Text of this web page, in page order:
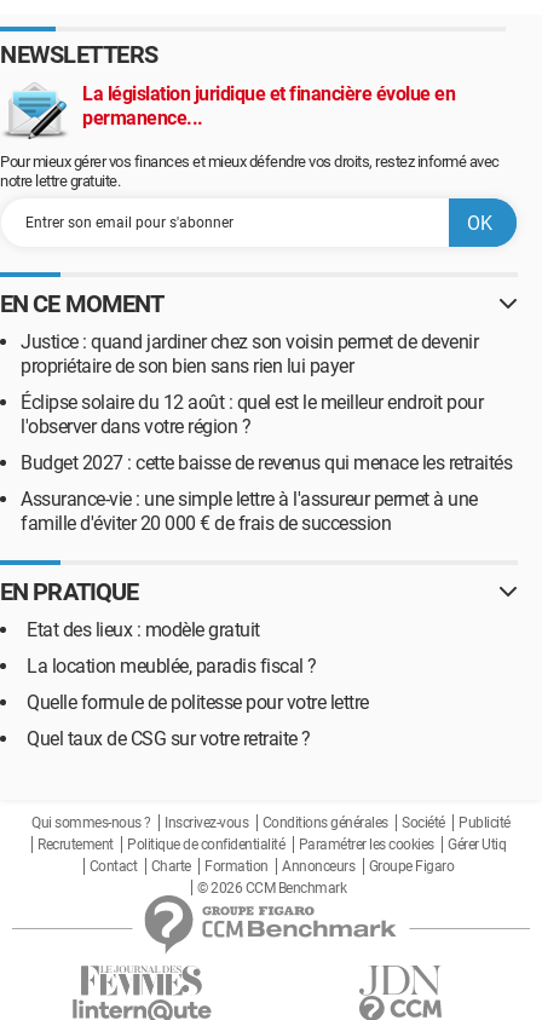
NEWSLETTERS
La législation juridique et financière évolue en
permanence...
Pour mieux gérer vos finances et mieux défendre vos droits, restez informé avec
notre lettre gratuite.
EN CE MOMENT
Justice : quand jardiner chez son voisin permet de devenir
propriétaire de son bien sans rien lui payer
Éclipse solaire du 12 août : quel est le meilleur endroit pour
l'observer dans votre région ?
Budget 2027 : cette baisse de revenus qui menace les retraités
Assurance-vie : une simple lettre à l'assureur permet à une
famille d'éviter 20 000 € de frais de succession
EN PRATIQUE
Etat des lieux : modèle gratuit
La location meublée, paradis fiscal ?
Quelle formule de politesse pour votre lettre
Quel taux de CSG sur votre retraite ?
Qui sommes-nous ? Inscrivez-vous Conditions générales Société
Publicité
Recrutement
Politique de confidentialité Paramétrer les cookies
Gérer Utiq
Contact
Charte Formation Annonceurs
Groupe Figaro
© 2026 CCM Benchmark